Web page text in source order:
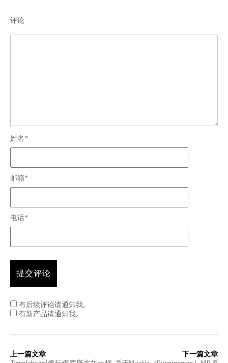
评论
姓名*
邮箱*
电话*
有后续评论请通知我。
有新产品请通知我。
上一篇文章
下一篇文章